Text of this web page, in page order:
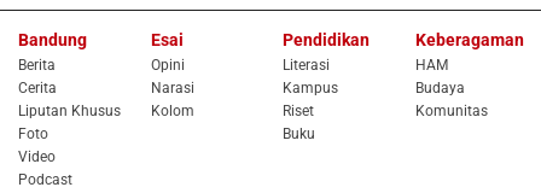
Bandung
Berita
Cerita
Liputan Khusus
Foto
Video
Podcast
Esai
Opini
Narasi
Kolom
Pendidikan
Literasi
Kampus
Riset
Buku
Keberagaman
HAM
Budaya
Komunitas